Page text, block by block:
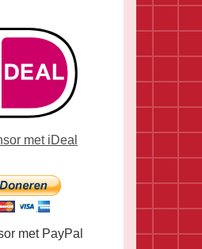
met iDeal
met PayPal